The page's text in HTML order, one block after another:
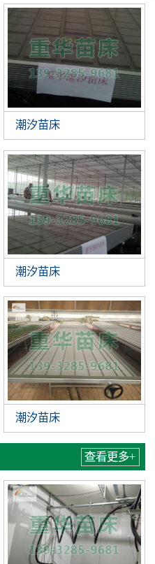
潮汐苗床
潮汐苗床
潮汐苗床
查看更多+